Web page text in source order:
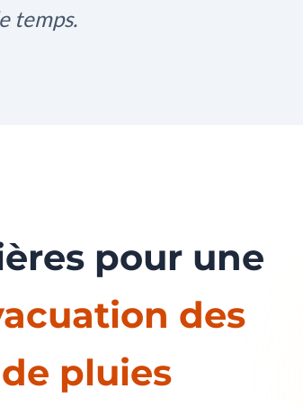
temps.
pour une
des
pluies